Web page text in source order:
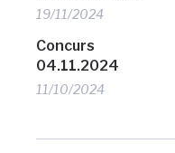
19/11/2024
Concurs
04.11.2024
11/10/2024